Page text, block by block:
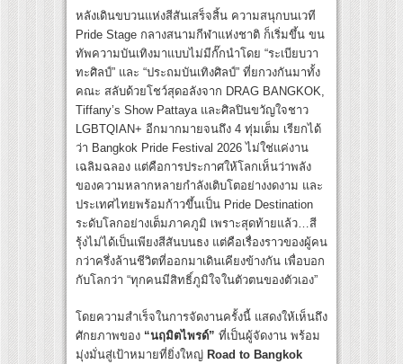
หลังเดินขบวนแห่งสีสันเสร็จสิ้น ความสนุกบนเวที
Pride Stage กลางสนามกีฬาแห่งชาติ ก็เริ่มขึ้น ขน
ทัพความบันเทิงมาแบบไม่มีกั๊กนำโดย “ระเบียบวา
ทะศิลป์” และ “ประถมบันเทิงศิลป์” ที่ยกวงกันมาทั้ง
คณะ สลับด้วยโชว์สุดอลังจาก DRAG BANGKOK,
Tiffany’s Show Pattaya และศิลปินขวัญใจชาว
LGBTQIAN+ อีกมากมายจนถึง 4 ทุ่มเต็ม เรียกได้
ว่า Bangkok Pride Festival 2026 ไม่ใช่แค่งาน
เฉลิมฉลอง แต่คือการประกาศให้โลกเห็นว่าพลัง
ของความหลากหลายกำลังเติบโตอย่างงดงาม และ
ประเทศไทยพร้อมก้าวขึ้นเป็น Pride Destination
ระดับโลกอย่างเต็มภาคภูมิ เพราะสุดท้ายแล้ว…สี
รุ้งไม่ได้เป็นเพียงสีสันบนธง แต่คือเรื่องราวของผู้คน
กว่าครึ่งล้านชีวิตที่ออกมาเดินเคียงข้างกัน เพื่อบอก
กับโลกว่า “ทุกคนมีสิทธิ์ภูมิใจในตัวตนของตัวเอง”
โดยความสำเร็จในการจัดงานครั้งนี้ แสดงให้เห็นถึง
ศักยภาพของ “นฤมิตไพรด์” ที่เป็นผู้จัดงาน พร้อม
มุ่งมั่นสู่เป้าหมายที่ยิ่งใหญ่ Road to Bangkok